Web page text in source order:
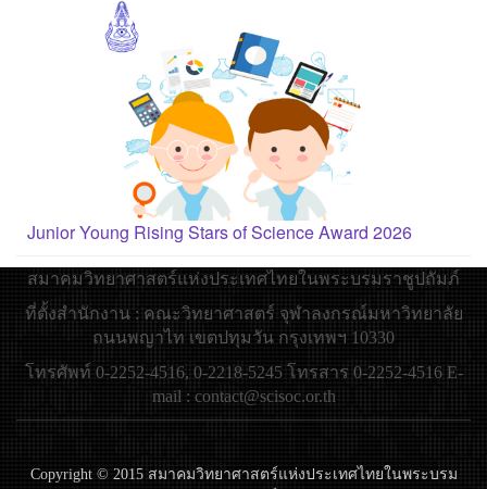
Junior Young Rising Stars of Science Award 2026
สมาคมวิทยาศาสตร์แห่งประเทศไทยในพระบรมราชูปถัมภ์
ที่ตั้งสำนักงาน : คณะวิทยาศาสตร์ จุฬาลงกรณ์มหาวิทยาลัย
ถนนพญาไท เขตปทุมวัน กรุงเทพฯ 10330
โทรศัพท์ 0-2252-4516, 0-2218-5245 โทรสาร 0-2252-4516 E-
mail : contact@scisoc.or.th
Copyright © 2015 สมาคมวิทยาศาสตร์แห่งประเทศไทยในพระบรม